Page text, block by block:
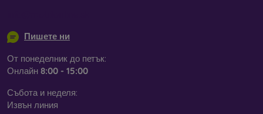
Пишете ни
От понеделник до петък:
Онлайн 8:00 - 15:00
Събота и неделя:
Извън линия